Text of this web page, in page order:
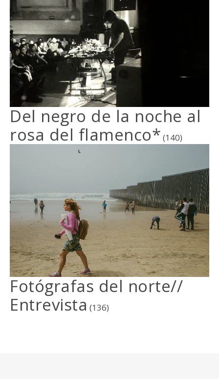
Del negro de la noche al
rosa del flamenco* (140)
Fotógrafas del norte//
Entrevista (136)